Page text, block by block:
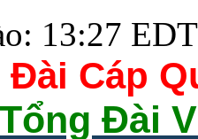
13:27
Cáp
Tổng Đài